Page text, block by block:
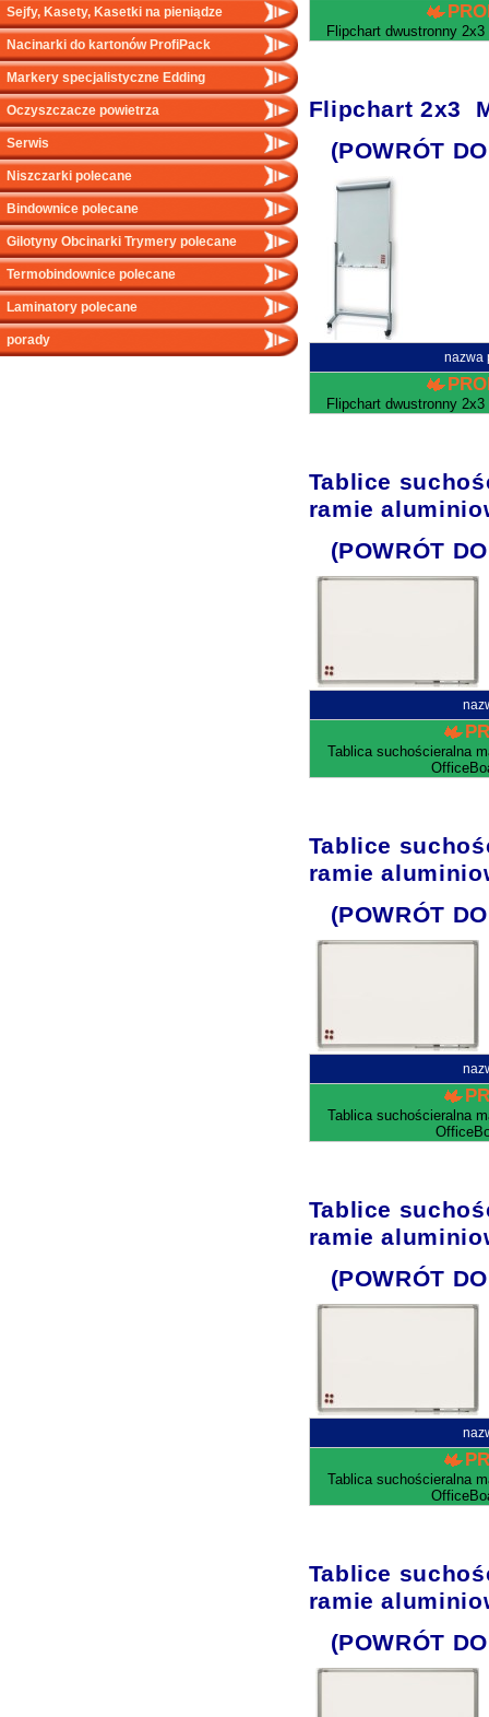
Sejfy, Kasety, Kasetki na pieniądze
Nacinarki do kartonów ProfiPack
Markery specjalistyczne Edding
Oczyszczacze powietrza
Serwis
Niszczarki polecane
Bindownice polecane
Gilotyny Obcinarki Trymery polecane
Termobindownice polecane
Laminatory polecane
porady
Flipchart dwustronny
Flipchart 2x3
(POWRÓT
nazwa
Flipchart dwustronny
Tablice
ramie
(POWRÓT
Tablica suchościeralna
Tablice
ramie
(POWRÓT
Tablica suchościeralna
Tablice
ramie
(POWRÓT
Tablica suchościeralna
Tablice
ramie
(POWRÓT